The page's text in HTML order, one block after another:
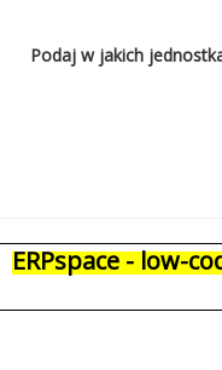
Podaj w jakich
ERPspace - low-